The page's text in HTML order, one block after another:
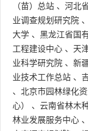
（苗）总站 、 河北
业调查规划研究院 、
大学 、 黑龙江省国
工程建设中心 、 天
业科学研究院 、 新
业技术工作总站 、
、 北京市园林绿化
心）
、 云南省林木
林业发展服务中心 、